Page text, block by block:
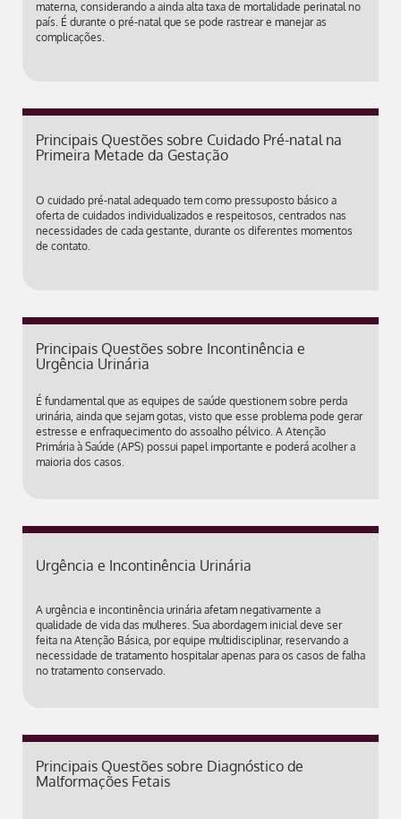
materna, considerando a ainda alta taxa de mortalidade perinatal no
país. É durante o pré-natal que se pode rastrear e manejar as
complicações.
Principais Questões sobre Cuidado Pré-natal na
Primeira Metade da Gestação
O cuidado pré-natal adequado tem como pressuposto básico a
oferta de cuidados individualizados e respeitosos, centrados nas
necessidades de cada gestante, durante os diferentes momentos
de contato.
Principais Questões sobre Incontinência e
Urgência Urinária
É fundamental que as equipes de saúde questionem sobre perda
urinária, ainda que sejam gotas, visto que esse problema pode gerar
estresse e enfraquecimento do assoalho pélvico. A Atenção
Primária à Saúde (APS) possui papel importante e poderá acolher a
maioria dos casos.
Urgência e Incontinência Urinária
A urgência e incontinência urinária afetam negativamente a
qualidade de vida das mulheres. Sua abordagem inicial deve ser
feita na Atenção Básica, por equipe multidisciplinar, reservando a
necessidade de tratamento hospitalar apenas para os casos de falha
no tratamento conservado.
Principais Questões sobre Diagnóstico de
Malformações Fetais